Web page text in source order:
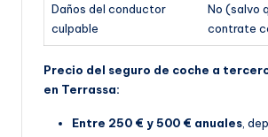
Daños del conductor
culpable
No (salvo
contrate
Precio del seguro de coche a
en Terrassa:
Entre 250 € y 500 € anuales ,